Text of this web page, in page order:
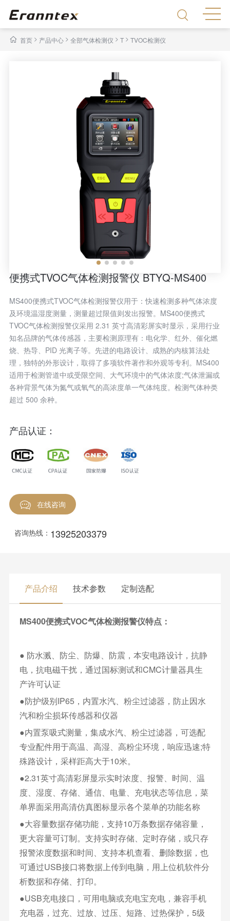
首页> 产品中心 > 全部气体检测仪 > T> TVOC检测仪
便携式TVOC气体检测报警仪 BTYQ-MS400
MS400便携式TVOC气体检测报警仪用于：快速检测多种气体浓度
及环境温湿度测量，测量超过限值则发出报警。MS400便携式
TVOC气体检测报警仪采用 2.31 英寸高清彩屏实时显示，采用行业
知名品牌的气体传感器，主要检测原理有：电化学、红外、催化燃
烧、热导、PID 光离子等。先进的电路设计、成熟的内核算法处
理，独特的外形设计，取得了多项软件著作和外观等专利。MS400
适用于检测管道中或受限空间、大气环境中的气体浓度;气体泄漏或
各种背景气体为氮气或氧气的高浓度单一气体纯度。检测气体种类
超过 500 余种。
产品认证：
在线咨询
咨询热线： 13925203379
产品介绍 技术参数 定制选配
MS400便携式VOC气体检测报警仪特点：
● 防水溅、防尘、防爆、防震，本安电路设计，抗静
电，抗电磁干扰，通过国标测试和CMC计量器具生
产许可认证
●防护级别IP65，内置水汽、粉尘过滤器，防止因水
汽和粉尘损坏传感器和仪器
●内置泵吸式测量，集成水汽、粉尘过滤器，可选配
专业配件用于高温、高湿、高粉尘环境，响应迅速;特
殊路设计，采样距高大于10米。
●2.31英寸高清彩屏显示实时浓度、报警、时间、温
度、湿度、存储、通信、电量、充电状态等信息，菜
单界面采用高清仿真图标显示各个菜单的功能名称
●大容量数据存储功能，支持10万条数据存储容量，
更大容量可订制。支持实时存储、定时存储，或只存
报警浓度数据和时间、支持本机查看、删除数据，也
可通过USB接口将数据上传到电脑，用上位机软件分
析数据和存储、打印。
●USB充电接口，可用电脑或充电宝充电，兼容手机
充电器，过充、过放、过压、短路、过热保护，5级